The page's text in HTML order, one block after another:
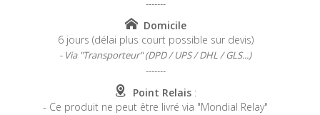
-------
Domicile
6 jours (délai plus court possible sur devis)
- Via "Transporteur" (DPD / UPS / DHL / GLS...)
-------
Point Relais :
- Ce produit ne peut être livré via "Mondial Relay"